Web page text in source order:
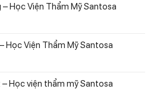
Học Viện Thẩm Mỹ Santosa
Học Viện Thẩm Mỹ Santosa
Học viện thẩm mỹ Santosa